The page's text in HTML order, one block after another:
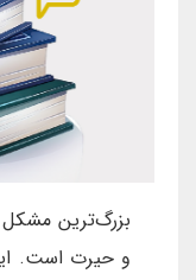
بزرگ‌ترین
و حیرت است.